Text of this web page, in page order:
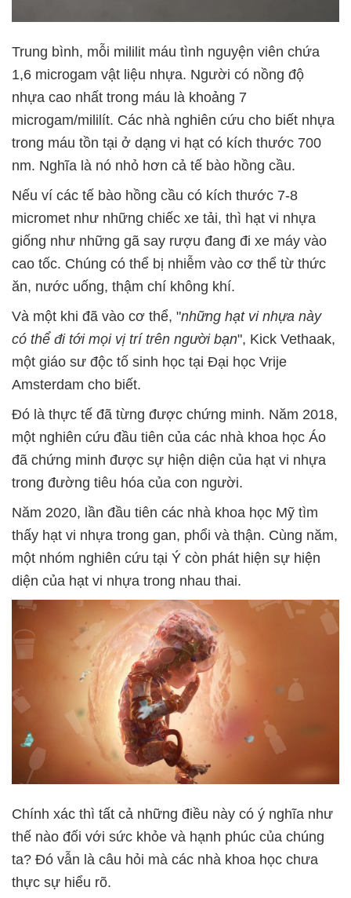
Trung bình, mỗi mililit máu tình nguyện viên chứa
1,6 microgam vật liệu nhựa. Người có nồng độ
nhựa cao nhất trong máu là khoảng 7
microgam/mililít. Các nhà nghiên cứu cho biết nhựa
trong máu tồn tại ở dạng vi hạt có kích thước 700
nm. Nghĩa là nó nhỏ hơn cả tế bào hồng cầu.
Nếu ví các tế bào hồng cầu có kích thước 7-8
micromet như những chiếc xe tải, thì hạt vi nhựa
giống như những gã say rượu đang đi xe máy vào
cao tốc. Chúng có thể bị nhiễm vào cơ thể từ thức
ăn, nước uống, thậm chí không khí.
Và một khi đã vào cơ thể, "những hạt vi nhựa này
có thể đi tới mọi vị trí trên người bạn", Kick Vethaak,
một giáo sư độc tố sinh học tại Đại học Vrije
Amsterdam cho biết.
Đó là thực tế đã từng được chứng minh. Năm 2018,
một nghiên cứu đầu tiên của các nhà khoa học Áo
đã chứng minh được sự hiện diện của hạt vi nhựa
trong đường tiêu hóa của con người.
Năm 2020, lần đầu tiên các nhà khoa học Mỹ tìm
thấy hạt vi nhựa trong gan, phổi và thận. Cùng năm,
một nhóm nghiên cứu tại Ý còn phát hiện sự hiện
diện của hạt vi nhựa trong nhau thai.
Chính xác thì tất cả những điều này có ý nghĩa như
thế nào đối với sức khỏe và hạnh phúc của chúng
ta? Đó vẫn là câu hỏi mà các nhà khoa học chưa
thực sự hiểu rõ.